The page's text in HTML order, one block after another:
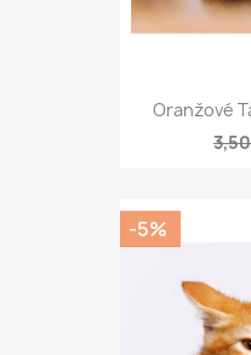
Oranžové
-5%